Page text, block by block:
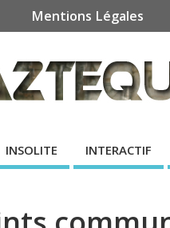
Mentions Légales
INSOLITE INTERACTIF